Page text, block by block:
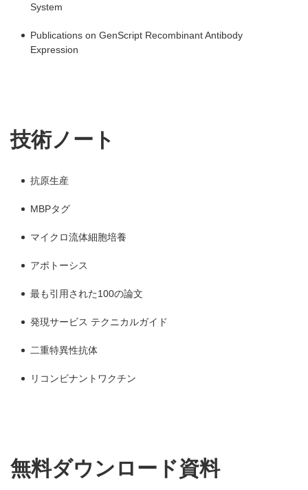
System
Publications on GenScript Recombinant Antibody
Expression
技術ノート
抗原生産
MBPタグ
マイクロ流体細胞培養
アポトーシス
最も引用された100の論文
発現サービス テクニカルガイド
二重特異性抗体
リコンビナントワクチン
無料ダウンロード資料